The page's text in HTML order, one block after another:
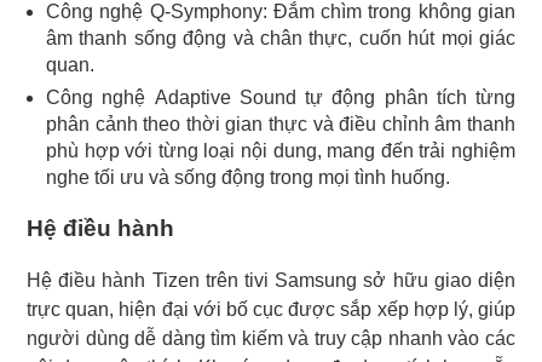
Công nghệ Q-Symphony: Đắm chìm trong không gian
âm thanh sống động và chân thực, cuốn hút mọi giác
quan.
Công nghệ Adaptive Sound tự động phân tích từng
phân cảnh theo thời gian thực và điều chỉnh âm thanh
phù hợp với từng loại nội dung, mang đến trải nghiệm
nghe tối ưu và sống động trong mọi tình huống.
Hệ điều hành
Hệ điều hành Tizen trên tivi Samsung sở hữu giao diện
trực quan, hiện đại với bố cục được sắp xếp hợp lý, giúp
người dùng dễ dàng tìm kiếm và truy cập nhanh vào các